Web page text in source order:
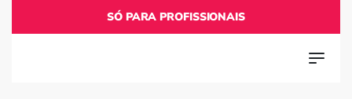
SÓ PARA PROFISSIONAIS